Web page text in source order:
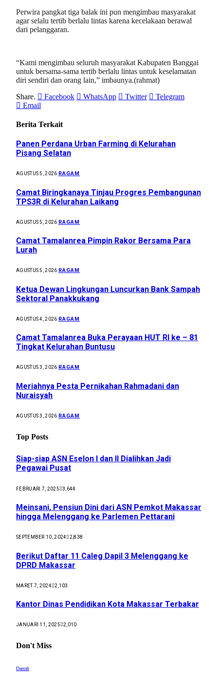
Perwira pangkat tiga balak ini pun mengimbau masyarakat
agar selalu tertib berlalu lintas karena kecelakaan berawal
dari pelanggaran.
“Kami mengimbau seluruh masyarakat Kabupaten Banggai
untuk bersama-sama tertib berlalu lintas untuk keselamatan
diri sendiri dan orang lain,” imbaunya.(rahmat)
Share.
Facebook WhatsApp Twitter
Telegram
Email
Berita Terkait
Panen Perdana Urban Farming di Kelurahan
Pisang Selatan
AGUSTUS 5, 2026 RAGAM
Camat Biringkanaya Tinjau Progres Pembangunan
TPS3R di Kelurahan Laikang
AGUSTUS 5, 2026 RAGAM
Camat Tamalanrea Pimpin Rakor Bersama Para
Lurah
AGUSTUS 5, 2026 RAGAM
Ketua Dewan Lingkungan Luncurkan Bank Sampah
Sektoral Panakkukang
AGUSTUS 4, 2026 RAGAM
Camat Tamalanrea Buka Perayaan HUT RI ke – 81
Tingkat Kelurahan Buntusu
AGUSTUS 3, 2026 RAGAM
Meriahnya Pesta Pernikahan Rahmadani dan
Nuraisyah
AGUSTUS 3, 2026 RAGAM
Top Posts
Siap-siap ASN Eselon I dan II Dialihkan Jadi
Pegawai Pusat
FEBRUARI 7, 2025 3,644
Meinsani, Pensiun Dini dari ASN Pemkot Makassar
hingga Melenggang ke Parlemen Pettarani
SEPTEMBER 10, 2024 2,838
Berikut Daftar 11 Caleg Dapil 3 Melenggang ke
DPRD Makassar
MARET 7, 2024 2,103
Kantor Dinas Pendidikan Kota Makassar Terbakar
JANUARI 11, 2025 2,010
Don't Miss
Daerah